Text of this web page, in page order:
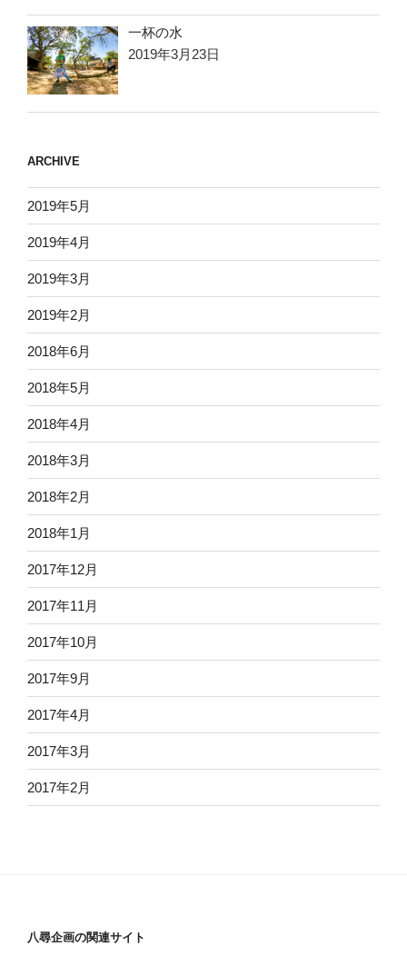
一杯の水
2019年3月23日
ARCHIVE
2019年5月
2019年4月
2019年3月
2019年2月
2018年6月
2018年5月
2018年4月
2018年3月
2018年2月
2018年1月
2017年12月
2017年11月
2017年10月
2017年9月
2017年4月
2017年3月
2017年2月
八尋企画の関連サイト